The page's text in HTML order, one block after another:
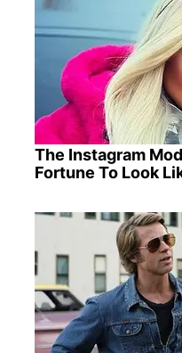
The Instagram
Fortune To Look